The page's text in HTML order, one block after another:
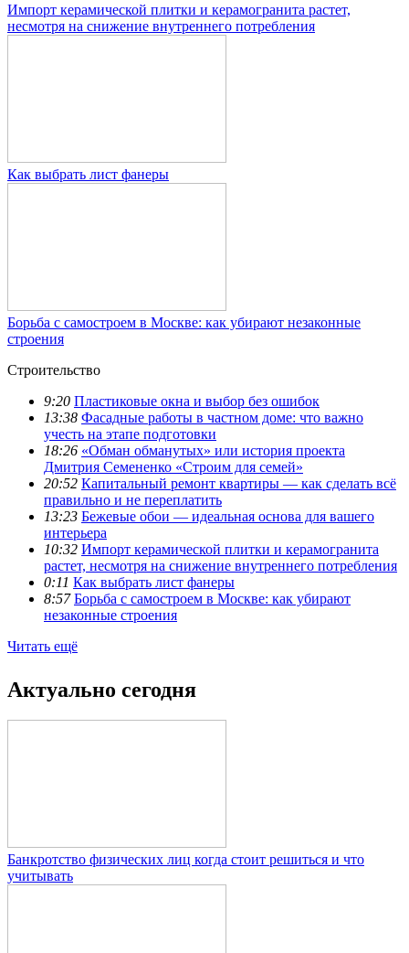
Импорт керамической плитки и керамогранита растет,
несмотря на снижение внутреннего потребления
Как выбрать лист фанеры
Борьба с самостроем в Москве: как убирают незаконные
строения
Строительство
9:20 Пластиковые окна и выбор без ошибок
13:38 Фасадные работы в частном доме: что важно
учесть на этапе подготовки
18:26 «Обман обманутых» или история проекта
Дмитрия Семененко «Строим для семей»
20:52 Капитальный ремонт квартиры — как сделать всё
правильно и не переплатить
13:23 Бежевые обои — идеальная основа для вашего
интерьера
10:32 Импорт керамической плитки и керамогранита
растет, несмотря на снижение внутреннего потребления
0:11 Как выбрать лист фанеры
8:57 Борьба с самостроем в Москве: как убирают
незаконные строения
Читать ещё
Актуально сегодня
Банкротство физических лиц когда стоит решиться и что
учитывать